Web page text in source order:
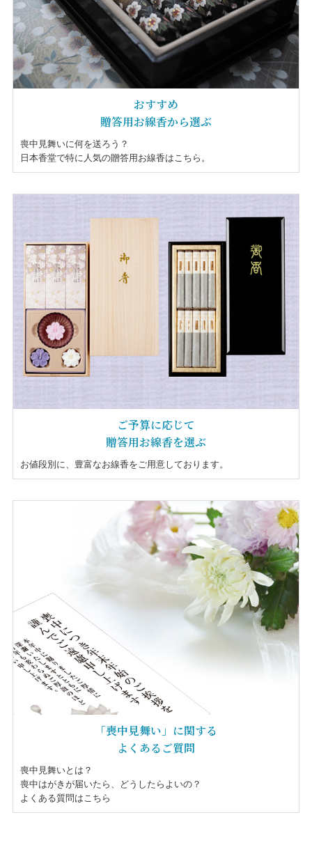
おすすめ
贈答用お線香から選ぶ
喪中見舞いに何を送ろう？
日本香堂で特に人気の贈答用お線香はこちら。
ご予算に応じて
贈答用お線香を選ぶ
お値段別に、豊富なお線香をご用意しております。
「喪中見舞い」に関する
よくあるご質問
喪中見舞いとは？
喪中はがきが届いたら、どうしたらよいの？
よくある質問はこちら